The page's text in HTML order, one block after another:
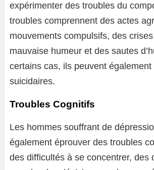
expérimenter des troubles du
troubles comprennent des actes
mouvements compulsifs, des
mauvaise humeur et des sautes
certains cas, ils peuvent également
suicidaires.
Troubles Cognitifs
Les hommes souffrant de
également éprouver des troubles
des difficultés à se concentrer, des